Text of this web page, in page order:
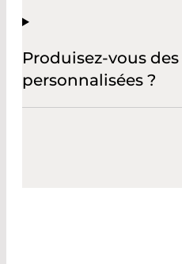
Produisez-vous
personnalisées ?